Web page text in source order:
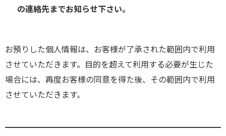
の連絡先までお知らせ下さい。
お預りした個人情報は、お客様が了承された範囲内で利用
させていただきます。目的を超えて利用する必要が生じた
場合には、再度お客様の同意を得た後、その範囲内で利用
させていただきます。